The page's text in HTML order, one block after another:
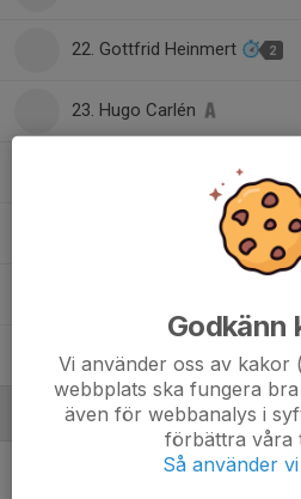
22. Gottfrid Heinmert 2
23. Hugo Carlén
28. Adam Andersson
31. Sebastian Eriksson
Ledare
Alexander Svensson
Godkänn
Vi använder oss av kakor
webbplats ska fungera
även för webbanalys i
förbättra våra
Så använder